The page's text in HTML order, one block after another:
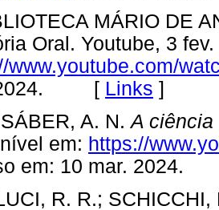
MÁRIO DE
Oral. Youtube, 3
www.youtube.com/
2024. [ Links ]
A. N.A ciência
em: https://
em: 10 mar.
R. R.;